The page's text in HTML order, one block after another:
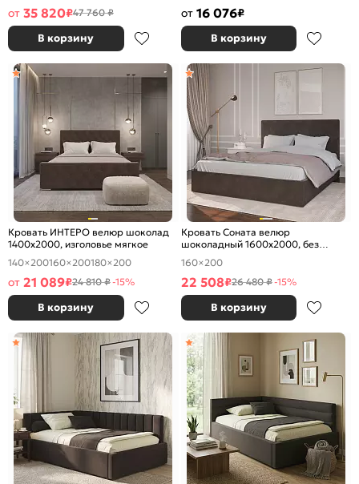
от 35 820₽47 760 ₽
В корзину
от 16 076₽
В корзину
Кровать ИНТЕРО велюр шоколад
1400x2000, изголовье мягкое
140×200160×200180×200
от 21 089₽24 810 ₽-15%
В корзину
Кровать Соната велюр
шоколадный 1600x2000, без
ортопедического основания,
изголовье мягкое
160×200
22 508₽26 480 ₽-15%
В корзину